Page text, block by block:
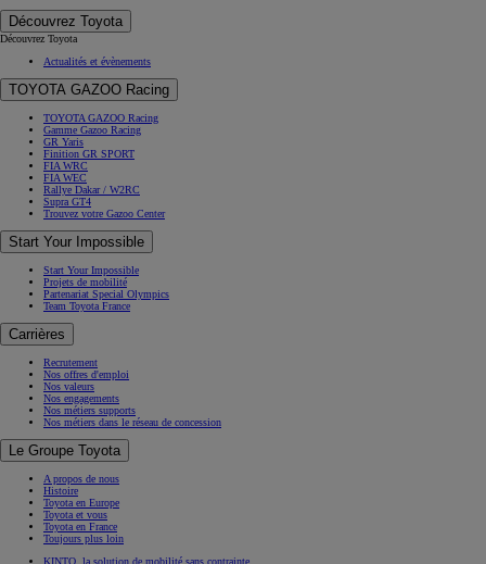
Découvrez Toyota
Découvrez Toyota
Actualités et évènements
TOYOTA GAZOO Racing
TOYOTA GAZOO Racing
Gamme Gazoo Racing
GR Yaris
Finition GR SPORT
FIA WRC
FIA WEC
Rallye Dakar / W2RC
Supra GT4
Trouvez votre Gazoo Center
Start Your Impossible
Start Your Impossible
Projets de mobilité
Partenariat Special Olympics
Team Toyota France
Carrières
Recrutement
Nos offres d'emploi
Nos valeurs
Nos engagements
Nos métiers supports
Nos métiers dans le réseau de concession
Le Groupe Toyota
A propos de nous
Histoire
Toyota en Europe
Toyota et vous
Toyota en France
Toujours plus loin
KINTO, la solution de mobilité sans contrainte